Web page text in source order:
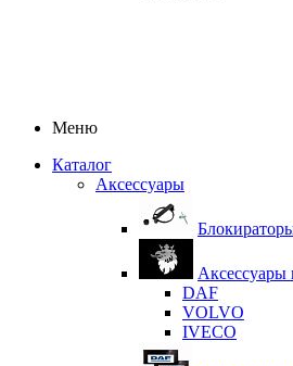
Меню
Каталог
Аксессуары
Аксессуары
DAF
VOLVO
IVECO